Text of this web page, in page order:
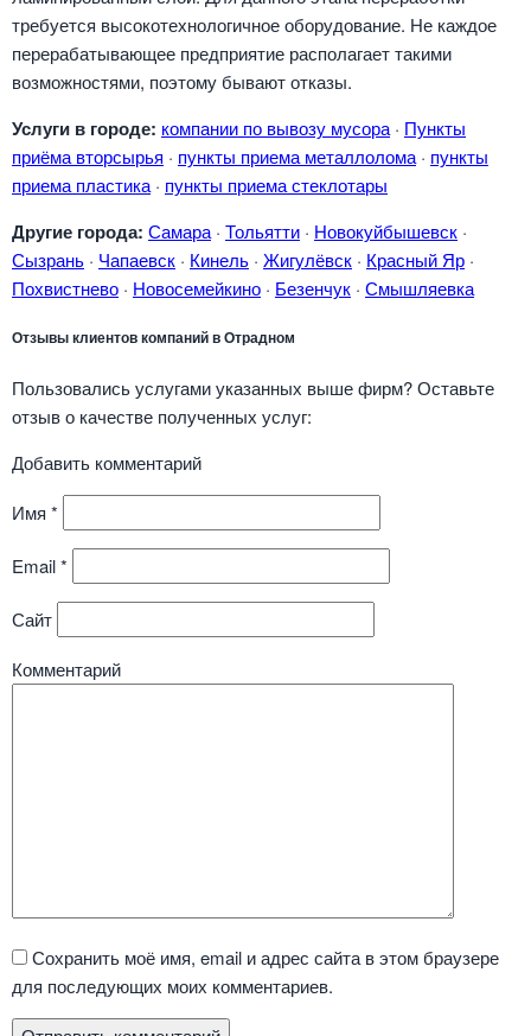
требуется высокотехнологичное оборудование. Не каждое
перерабатывающее предприятие располагает такими
возможностями, поэтому бывают отказы.
Услуги в городе: компании по вывозу мусора · Пункты
приёма вторсырья · пункты приема металлолома · пункты
приема пластика · пункты приема стеклотары
Другие города: Самара · Тольятти · Новокуйбышевск ·
Сызрань · Чапаевск · Кинель · Жигулёвск · Красный Яр ·
Похвистнево · Новосемейкино · Безенчук · Смышляевка
Отзывы клиентов компаний в Отрадном
Пользовались услугами указанных выше фирм? Оставьте
отзыв о качестве полученных услуг:
Добавить комментарий
Имя *
Email*
Сайт
Комментарий
Сохранить моё имя, email и адрес сайта в этом браузере
для последующих моих комментариев.